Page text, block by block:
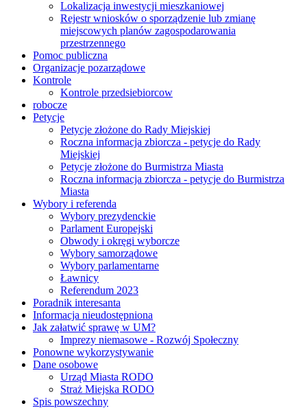
Lokalizacja inwestycji mieszkaniowej
Rejestr wniosków o sporządzenie lub zmianę
miejscowych planów zagospodarowania
przestrzennego
Pomoc publiczna
Organizacje pozarządowe
Kontrole
Kontrole przedsiebiorcow
robocze
Petycje
Petycje złożone do Rady Miejskiej
Roczna informacja zbiorcza - petycje do Rady
Miejskiej
Petycje złożone do Burmistrza Miasta
Roczna informacja zbiorcza - petycje do Burmistrza
Miasta
Wybory i referenda
Wybory prezydenckie
Parlament Europejski
Obwody i okręgi wyborcze
Wybory samorządowe
Wybory parlamentarne
Ławnicy
Referendum 2023
Poradnik interesanta
Informacja nieudostępniona
Jak załatwić sprawę w UM?
Imprezy niemasowe - Rozwój Społeczny
Ponowne wykorzystywanie
Dane osobowe
Urząd Miasta RODO
Straż Miejska RODO
Spis powszechny